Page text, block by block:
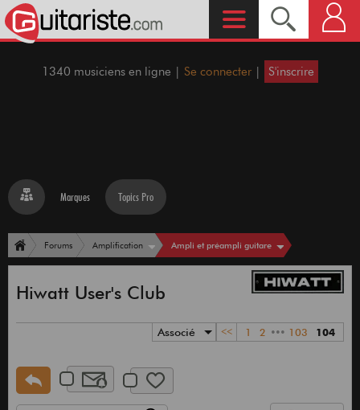
1340 musiciens en ligne | Se connecter | S'inscrire
Marques Topics Pro
Forums Amplification Ampli et préampli guitare
Hiwatt User's Club
Associé << 1 2 ••• 103 104